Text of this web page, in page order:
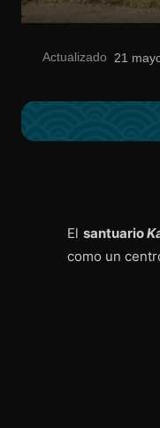
Actualizado 21
El santuario
como un